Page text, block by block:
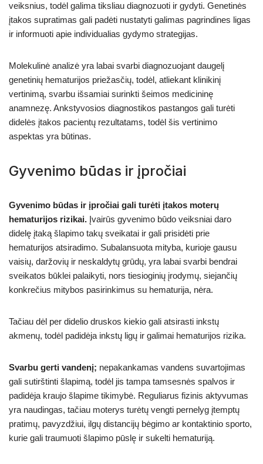
veiksnius, todėl galima tiksliau diagnozuoti ir gydyti. Genetinės
įtakos supratimas gali padėti nustatyti galimas pagrindines ligas
ir informuoti apie individualias gydymo strategijas.
Molekulinė analizė yra labai svarbi diagnozuojant daugelį
genetinių hematurijos priežasčių, todėl, atliekant klinikinį
vertinimą, svarbu išsamiai surinkti šeimos medicininę
anamnezę. Ankstyvosios diagnostikos pastangos gali turėti
didelės įtakos pacientų rezultatams, todėl šis vertinimo
aspektas yra būtinas.
Gyvenimo būdas ir įpročiai
Gyvenimo būdas ir įpročiai gali turėti įtakos moterų
hematurijos rizikai. Įvairūs gyvenimo būdo veiksniai daro
didelę įtaką šlapimo takų sveikatai ir gali prisidėti prie
hematurijos atsiradimo. Subalansuota mityba, kurioje gausu
vaisių, daržovių ir neskaldytų grūdų, yra labai svarbi bendrai
sveikatos būklei palaikyti, nors tiesioginių įrodymų, siejančių
konkrečius mitybos pasirinkimus su hematurija, nėra.
Tačiau dėl per didelio druskos kiekio gali atsirasti inkstų
akmenų, todėl padidėja inkstų ligų ir galimai hematurijos rizika.
Svarbu gerti vandenį; nepakankamas vandens suvartojimas
gali sutirštinti šlapimą, todėl jis tampa tamsesnės spalvos ir
padidėja kraujo šlapime tikimybė. Reguliarus fizinis aktyvumas
yra naudingas, tačiau moterys turėtų vengti pernelyg įtemptų
pratimų, pavyzdžiui, ilgų distancijų bėgimo ar kontaktinio sporto,
kurie gali traumuoti šlapimo pūslę ir sukelti hematuriją.